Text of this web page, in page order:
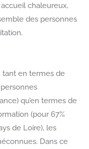
chaleureux,
des personnes
tant en termes de
qu’en termes de
(pour 67%
de Loire), les
Dans ce